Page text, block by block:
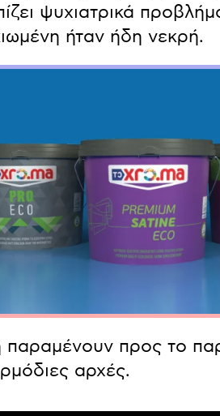
ψυχιατρικά
ήταν ήδη νεκρή.
παραμένουν προς το
αρχές.